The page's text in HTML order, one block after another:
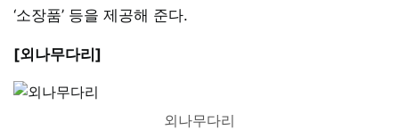
‘소장품’ 등을 제공해 준다.
[외나무다리]
외나무다리